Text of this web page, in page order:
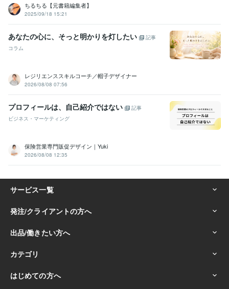
ちるちる【元書籍編集者】
2025/09/18 15:21
あなたの心に、そっと明かりを灯したい
記事
コラム
レジリエンススキルコーチ／帽子デザイナー
2026/08/08 07:56
プロフィールは、自己紹介ではない
記事
ビジネス・マーケティング
保険営業専門販促デザイン｜Yuki
2026/08/08 12:35